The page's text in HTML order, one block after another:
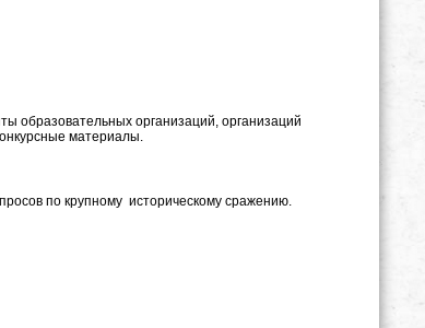
образовательных организаций, организаций
материалы.
по крупному историческому сражению.